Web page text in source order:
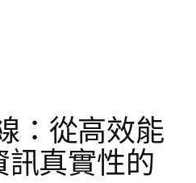
：從高效能
真實性的